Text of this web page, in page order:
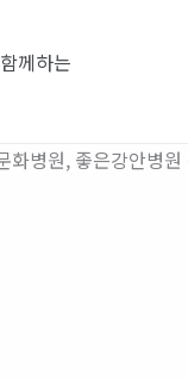
화병원, 좋은강안병